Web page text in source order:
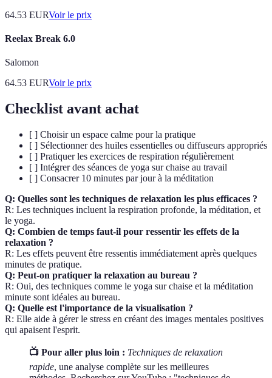
64.53 EURVoir le prix
Reelax Break 6.0
Salomon
64.53 EURVoir le prix
Checklist avant achat
[ ] Choisir un espace calme pour la pratique
[ ] Sélectionner des huiles essentielles ou diffuseurs appropriés
[ ] Pratiquer les exercices de respiration régulièrement
[ ] Intégrer des séances de yoga sur chaise au travail
[ ] Consacrer 10 minutes par jour à la méditation
Q: Quelles sont les techniques de relaxation les plus efficaces ?
R: Les techniques incluent la respiration profonde, la méditation, et
le yoga.
Q: Combien de temps faut-il pour ressentir les effets de la
relaxation ?
R: Les effets peuvent être ressentis immédiatement après quelques
minutes de pratique.
Q: Peut-on pratiquer la relaxation au bureau ?
R: Oui, des techniques comme le yoga sur chaise et la méditation
minute sont idéales au bureau.
Q: Quelle est l'importance de la visualisation ?
R: Elle aide à gérer le stress en créant des images mentales positives
qui apaisent l'esprit.
📺 Pour aller plus loin : Techniques de relaxation
rapide, une analyse complète sur les meilleures